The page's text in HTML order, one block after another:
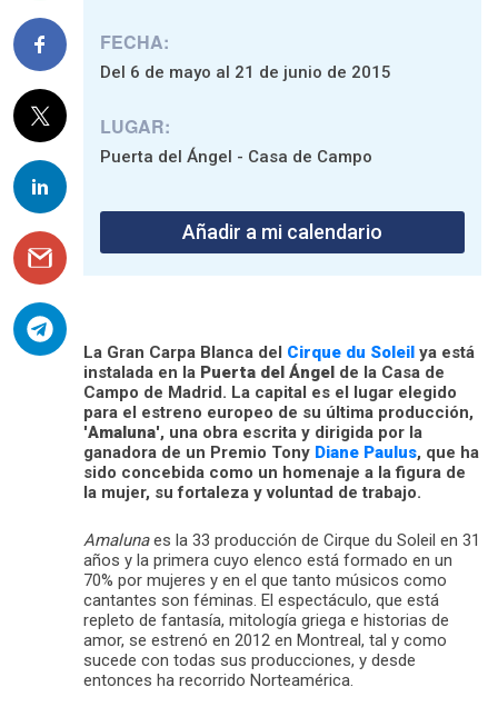
FECHA:
Del 6 de mayo al 21 de junio de 2015
LUGAR:
Puerta del Ángel - Casa de Campo
Añadir a mi calendario
La Gran Carpa Blanca del Cirque du Soleil ya está
instalada en la Puerta del Ángel de la Casa de
Campo de Madrid. La capital es el lugar elegido
para el estreno europeo de su última producción,
'Amaluna', una obra escrita y dirigida por la
ganadora de un Premio Tony Diane Paulus, que ha
sido concebida como un homenaje a la figura de
la mujer, su fortaleza y voluntad de trabajo.
Amalunaes la 33 producción de Cirque du Soleil en 31
años y la primera cuyo elenco está formado en un
70% por mujeres y en el que tanto músicos como
cantantes son féminas. El espectáculo, que está
repleto de fantasía, mitología griega e historias de
amor, se estrenó en 2012 en Montreal, tal y como
sucede con todas sus producciones, y desde
entonces ha recorrido Norteamérica.